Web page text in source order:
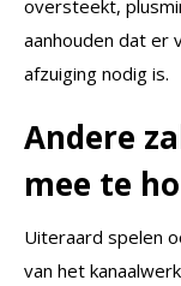
oversteekt,
aanhouden dat er
afzuiging nodig is.
Andere
mee te
Uiteraard spelen
van het